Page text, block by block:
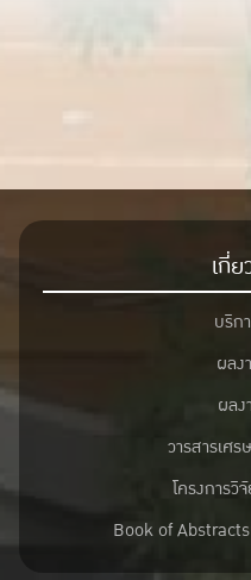
เกี่
บริก
ผลง
ผลง
วารสารเศ
โครงการวิ
Book of